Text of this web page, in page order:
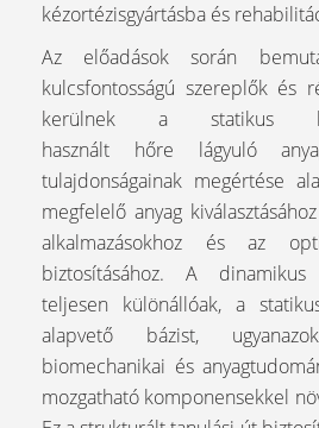
kézortézisgyártásba és
Az előadások során
kulcsfontosságú szereplők és
kerülnek a statikus
használt hőre lágyuló
tulajdonságainak megértése
megfelelő anyag
alkalmazásokhoz és az
biztosításához. A
teljesen különállóak, a
alapvető bázist,
biomechanikai és
mozgatható komponensekkel